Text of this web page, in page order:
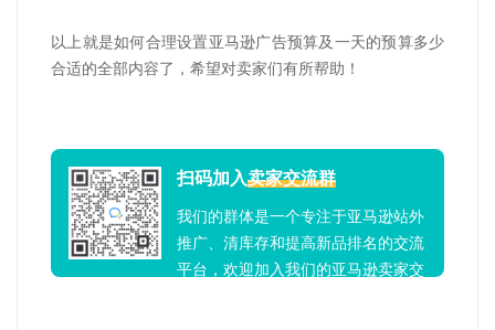
以上就是如何合理设置亚马逊广告预算及 一天的预算多少
合适的全部内容了，希望对卖家们有所帮助！
扫码加入卖家交流群
我们的群体是一个专注于亚马逊站外
推广、清库存和提高新品排名的交流
平台，欢迎加入我们的亚马逊卖家交